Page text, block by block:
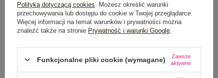
OPIS PRODUKTU
OPINIE O PRODUKCIE (14)
Polityką dotyczącą cookies . Możesz określić warunki
przechowywania lub dostępu do cookie w Twojej przeglądarce.
Więcej informacji na temat warunków i prywatności można
znaleźć także na stronie Prywatność i warunki Google
Funkcjonalne pliki cookie (wymagane)
Zawsze
aktywne